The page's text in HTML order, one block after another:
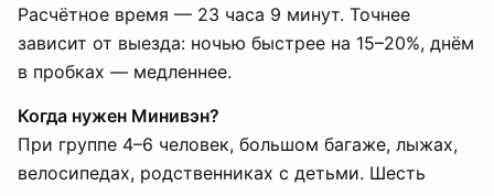
Расчётное время — 23 часа 9 минут. Точнее
зависит от выезда: ночью быстрее на 15–20%, днём
в пробках — медленнее.
Когда нужен Минивэн?
При группе 4–6 человек, большом багаже, лыжах,
велосипедах, родственниках с детьми. Шесть